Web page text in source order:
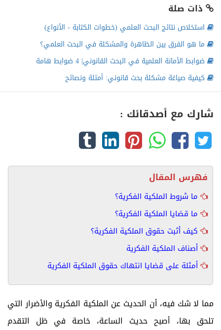
ذات صلة
استخلاص نتائج البحث العلمي (خطوات الكتابة - الأنواع)
ما هو الفرق بين الظاهرة والمشكلة في البحث العلمي؟
ضوابط الأمانة العلمية في البحث القانوني| 4 ضوابط هامة
كيفية صياغة مشكلة بحث قانوني: أمثلة ونصائح
شارك مع أصدقائك :
فهرس المقال
ما شروط الملكية الفكرية؟
ما قضايا الملكية الفكرية؟
كيف أثبت حقوق الملكية الفكرية؟
أصناف الملكية الفكرية
أمثلة على قضايا انتهاك حقوق الملكية الفكرية
مما لا شك فيه، أن الحديث عن الملكية الفكرية والأضرار التي
تلحق بها، أصبح حديث الساعة، خاصة في ظل التقدم